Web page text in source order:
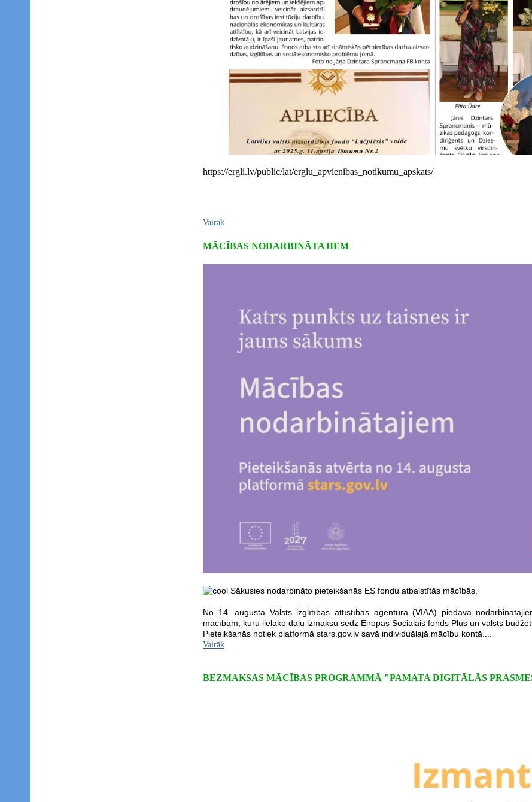
https://ergli.lv/public/lat/erglu_apvienibas_notikumu_apskats/
Vairāk
MĀCĪBAS NODARBINĀTAJIEM
Sākusies nodarbināto pieteikšanās ES fondu atbalstītās mācībās.
No 14. augusta Valsts izglītības attīstības aģentūra (VIAA) piedāvā
mācībām, kuru lielāko daļu izmaksu sedz Eiropas Sociālais fonds Plus un valsts
Pieteikšanās notiek platformā stars.gov.lv savā individuālajā mācību kontā....
Vairāk
BEZMAKSAS MĀCĪBAS PROGRAMMĀ "PAMATA DIGITĀLĀS